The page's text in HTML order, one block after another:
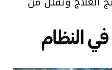
النظام